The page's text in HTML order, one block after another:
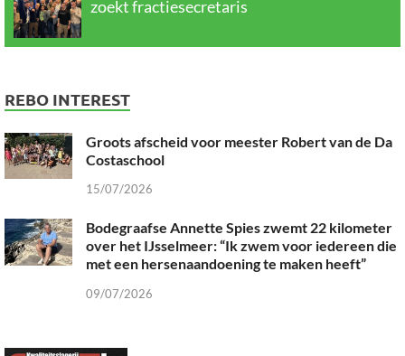
zoekt fractiesecretaris
REBO INTEREST
Groots afscheid voor meester Robert van de Da
Costaschool
15/07/2026
Bodegraafse Annette Spies zwemt 22 kilometer
over het IJsselmeer: “Ik zwem voor iedereen die
met een hersenaandoening te maken heeft”
09/07/2026